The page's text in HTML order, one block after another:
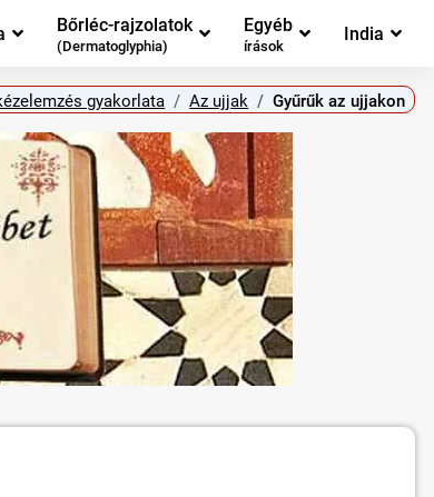
Bőrléc-rajzolatok
(Dermatoglyphia)
Egyéb
írások
India
gyakorlata Az ujjak Gyűrűk az ujjakon